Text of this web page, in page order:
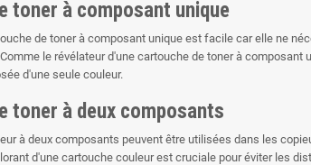
toner à composant unique
de toner à composant unique est facile car elle ne
le révélateur d'une cartouche de toner à
d'une seule couleur.
toner à deux composants
à deux composants peuvent être utilisées dans les
d'une cartouche couleur est cruciale pour éviter les